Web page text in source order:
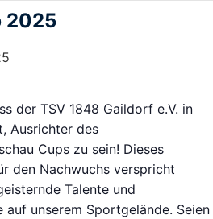
2025
der TSV 1848 Gaildorf e.V. in
Ausrichter des
Cups zu sein! Dieses
den Nachwuchs verspricht
Talente und
auf unserem Sportgelände. Seien